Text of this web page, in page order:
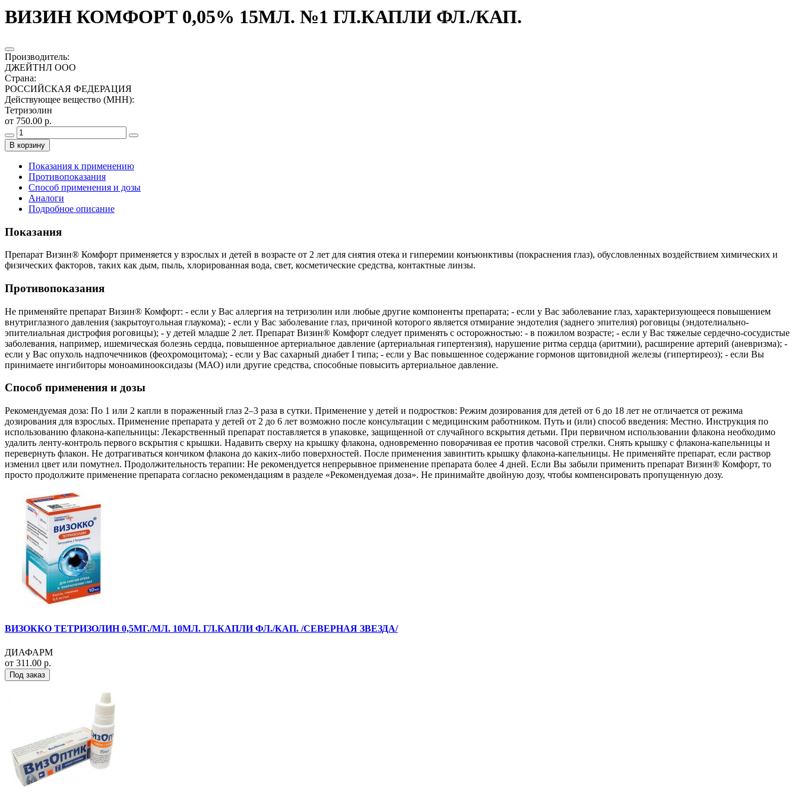
ВИЗИН КОМФОРТ 0,05% 15МЛ. №1 ГЛ.КАПЛИ ФЛ./КАП.
Производитель:
ДЖЕЙТНЛ ООО
Страна:
РОССИЙСКАЯ ФЕДЕРАЦИЯ
Действующее вещество (МНН):
Тетризолин
от 750.00 р.
В корзину
Показания к применению
Противопоказания
Способ применения и дозы
Аналоги
Подробное описание
Показания
Препарат Визин® Комфорт применяется у взрослых и детей в возрасте от 2 лет для снятия отека и гиперемии конъюнктивы (покраснения глаз), обусловленных воздействием химических и
физических факторов, таких как дым, пыль, хлорированная вода, свет, косметические средства, контактные линзы.
Противопоказания
Не применяйте препарат Визин® Комфорт: - если у Вас аллергия на тетризолин или любые другие компоненты препарата; - если у Вас заболевание глаз, характеризующееся повышением
внутриглазного давления (закрытоугольная глаукома); - если у Вас заболевание глаз, причиной которого является отмирание эндотелия (заднего эпителия) роговицы (эндотелиально-
эпителиальная дистрофия роговицы); - у детей младше 2 лет. Препарат Визин® Комфорт следует применять с осторожностью: - в пожилом возрасте; - если у Вас тяжелые сердечно-сосудистые
заболевания, например, ишемическая болезнь сердца, повышенное артериальное давление (артериальная гипертензия), нарушение ритма сердца (аритмии), расширение артерий (аневризма); -
если у Вас опухоль надпочечников (феохромоцитома); - если у Вас сахарный диабет I типа; - если у Вас повышенное содержание гормонов щитовидной железы (гипертиреоз); - если Вы
принимаете ингибиторы моноаминооксидазы (МАО) или другие средства, способные повысить артериальное давление.
Способ применения и дозы
Рекомендуемая доза: По 1 или 2 капли в пораженный глаз 2–3 раза в сутки. Применение у детей и подростков: Режим дозирования для детей от 6 до 18 лет не отличается от режима
дозирования для взрослых. Применение препарата у детей от 2 до 6 лет возможно после консультации с медицинским работником. Путь и (или) способ введения: Местно. Инструкция по
использованию флакона-капельницы: Лекарственный препарат поставляется в упаковке, защищенной от случайного вскрытия детьми. При первичном использовании флакона необходимо
удалить ленту-контроль первого вскрытия с крышки. Надавить сверху на крышку флакона, одновременно поворачивая ее против часовой стрелки. Снять крышку с флакона-капельницы и
перевернуть флакон. Не дотрагиваться кончиком флакона до каких-либо поверхностей. После применения завинтить крышку флакона-капельницы. Не применяйте препарат, если раствор
изменил цвет или помутнел. Продолжительность терапии: Не рекомендуется непрерывное применение препарата более 4 дней. Если Вы забыли применить препарат Визин® Комфорт, то
просто продолжите применение препарата согласно рекомендациям в разделе «Рекомендуемая доза». Не принимайте двойную дозу, чтобы компенсировать пропущенную дозу.
ВИЗОККО ТЕТРИЗОЛИН 0,5МГ./МЛ. 10МЛ. ГЛ.КАПЛИ ФЛ./КАП. /СЕВЕРНАЯ ЗВЕЗДА/
ДИАФАРМ
от 311.00 р.
Под заказ